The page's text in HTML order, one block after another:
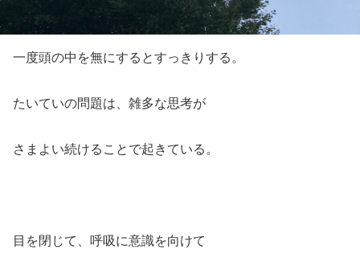
一度頭の中を無にするとすっきりする。
たいていの問題は、雑多な思考が
さまよい続けることで起きている。
目を閉じて、呼吸に意識を向けて